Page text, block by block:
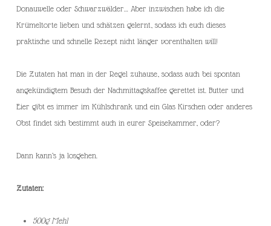
Donauwelle oder Schwarzwälder… Aber inzwischen habe ich die
Krümeltorte lieben und schätzen gelernt, sodass ich euch dieses
praktische und schnelle Rezept nicht länger vorenthalten will!
Die Zutaten hat man in der Regel zuhause, sodass auch bei spontan
angekündigtem Besuch der Nachmittagskaffee gerettet ist. Butter und
Eier gibt es immer im Kühlschrank und ein Glas Kirschen oder anderes
Obst findet sich bestimmt auch in eurer Speisekammer, oder?
Dann kann’s ja losgehen.
Zutaten:
500g Mehl